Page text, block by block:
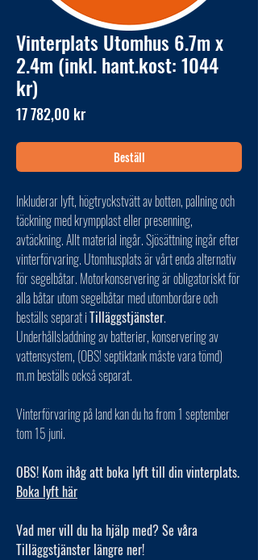
Vinterplats Utomhus 6.7m x
2.4m (inkl. hant.kost: 1044
kr)
17 782,00 krPris
Beställ
Inkluderar lyft, högtryckstvätt av botten, pallning och
täckning med krympplast eller presenning,
avtäckning. Allt material ingår. Sjösättning ingår efter
vinterförvaring. Utomhusplats är vårt enda alternativ
för segelbåtar. Motorkonservering är obligatoriskt för
alla båtar utom segelbåtar med utombordare och
beställs separat iTilläggstjänster.
Underhållsladdning av batterier, konservering av
vattensystem, (OBS! septiktank måste vara tömd)
m.m beställs också separat.
Vinterförvaring på land kan du ha from 1 september
tom 15 juni.
OBS! Kom ihåg att boka lyft till din vinterplats.
Boka lyft här
Vad mer vill du ha hjälp med? Se våra
Tilläggstjänster längre ner!